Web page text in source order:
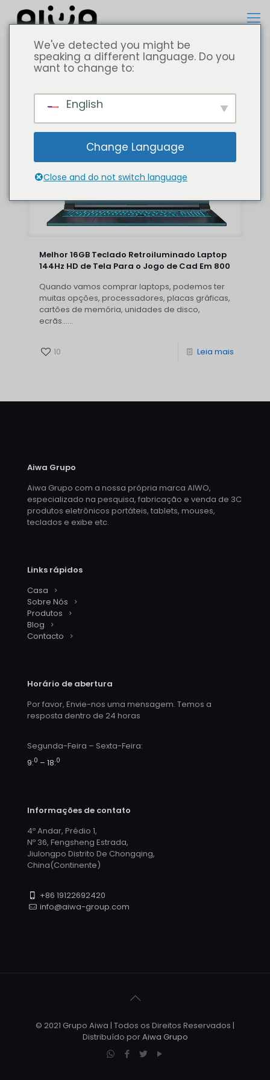
Todos Computador portátil
Melhor 16GB Teclado Retroiluminado Laptop
144Hz HD de Tela Para o Jogo de Cad Em 800
Quando vamos comprar laptops, podemos ter
muitas opções, processadores, placas gráficas,
cartões de memória, unidades de disco,
ecrãs......
10 Leia mais
Aiwa Grupo
Aiwa Grupo com a nossa própria marca AIWO,
especializado na pesquisa, fabricação e venda de 3C
produtos eletrônicos portáteis, tablets, mouses,
teclados e exibe etc.
Links rápidos
Casa
Sobre Nós
Produtos
Blog
Contacto
Horário de abertura
Por favor, Envie-nos uma mensagem. Temos a
resposta dentro de 24 horas
Segunda-Feira – Sexta-Feira:
9:0 – 18:0
Informações de contato
4º Andar, Prédio 1,
Nº 36, Fengsheng Estrada,
Jiulongpo Distrito De Chongqing,
China(Continente)
+86 19122692420
info@aiwa-group.com
© 2021 Grupo Aiwa | Todos os Direitos Reservados |
Distribuído porAiwa Grupo
We've detected you might be
speaking a different language. Do you
want to change to:
English
Change Language
Close and do not switch language